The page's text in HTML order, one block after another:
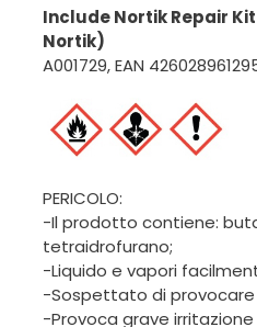
Include Nortik Repair
Nortik)
A001729, EAN
PERICOLO:
-Il prodotto contiene:
tetraidrofurano;
-Liquido e vapori
-Sospettato di provocare
-Provoca grave irritazione